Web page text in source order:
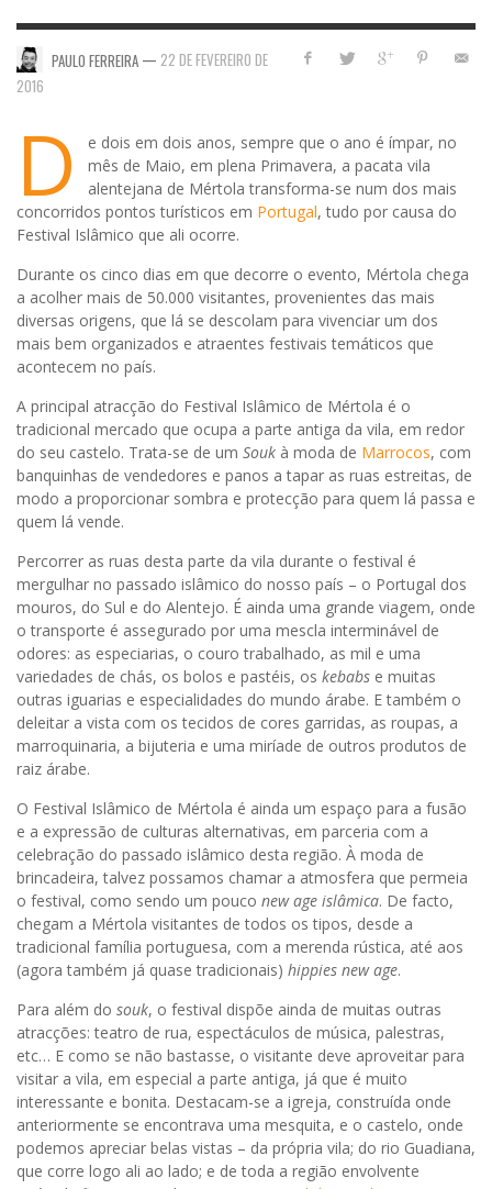
PAULO FERREIRA — 22 DE FEVEREIRO DE
2016
D
e dois em dois anos, sempre que o ano é ímpar, no
mês de Maio, em plena Primavera, a pacata vila
alentejana de Mértola transforma-se num dos mais
concorridos pontos turísticos em Portugal, tudo por causa do
Festival Islâmico que ali ocorre.
Durante os cinco dias em que decorre o evento, Mértola chega
a acolher mais de 50.000 visitantes, provenientes das mais
diversas origens, que lá se descolam para vivenciar um dos
mais bem organizados e atraentes festivais temáticos que
acontecem no país.
A principal atracção do Festival Islâmico de Mértola é o
tradicional mercado que ocupa a parte antiga da vila, em redor
do seu castelo. Trata-se de um Souk à moda de Marrocos, com
banquinhas de vendedores e panos a tapar as ruas estreitas, de
modo a proporcionar sombra e protecção para quem lá passa e
quem lá vende.
Percorrer as ruas desta parte da vila durante o festival é
mergulhar no passado islâmico do nosso país – o Portugal dos
mouros, do Sul e do Alentejo. É ainda uma grande viagem, onde
o transporte é assegurado por uma mescla interminável de
odores: as especiarias, o couro trabalhado, as mil e uma
variedades de chás, os bolos e pastéis, os kebabs e muitas
outras iguarias e especialidades do mundo árabe. E também o
deleitar a vista com os tecidos de cores garridas, as roupas, a
marroquinaria, a bijuteria e uma miríade de outros produtos de
raiz árabe.
O Festival Islâmico de Mértola é ainda um espaço para a fusão
e a expressão de culturas alternativas, em parceria com a
celebração do passado islâmico desta região. À moda de
brincadeira, talvez possamos chamar a atmosfera que permeia
o festival, como sendo um pouco new age islâmica. De facto,
chegam a Mértola visitantes de todos os tipos, desde a
tradicional família portuguesa, com a merenda rústica, até aos
(agora também já quase tradicionais) hippies new age.
Para além do souk, o festival dispõe ainda de muitas outras
atracções: teatro de rua, espectáculos de música, palestras,
etc… E como se não bastasse, o visitante deve aproveitar para
visitar a vila, em especial a parte antiga, já que é muito
interessante e bonita. Destacam-se a igreja, construída onde
anteriormente se encontrava uma mesquita, e o castelo, onde
podemos apreciar belas vistas – da própria vila; do rio Guadiana,
que corre logo ali ao lado; e de toda a região envolvente